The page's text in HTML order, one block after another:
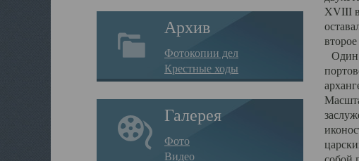
Архив
Фотокопии дел
Крестные ходы
Галерея
Фото
Видео
XVIII
Один